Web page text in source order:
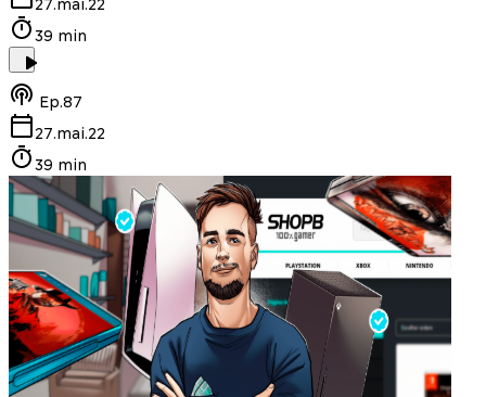
27.mai.22
39 min
Ep.87
27.mai.22
39 min